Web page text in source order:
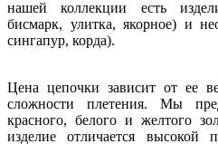
нашей коллекции есть
бисмарк, улитка, якорное) и
сингапур, корда).
Цена цепочки зависит от ее
сложности плетения. Мы
красного, белого и желтого
изделие отличается высокой